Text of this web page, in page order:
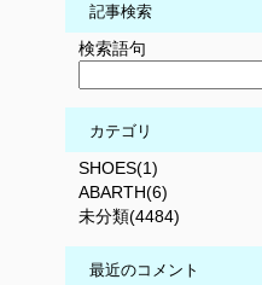
記事検索
検索語句
カテゴリ
SHOES(1)
ABARTH(6)
未分類(4484)
最近のコメント